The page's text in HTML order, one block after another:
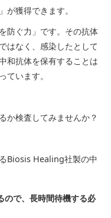
が獲得できます。
防ぐ力」です。その抗体
はなく、感染したとして
和抗体を保有することは
ています。
か検査してみませんか？
Biosis Healing社製の中
ので、長時間待機する必